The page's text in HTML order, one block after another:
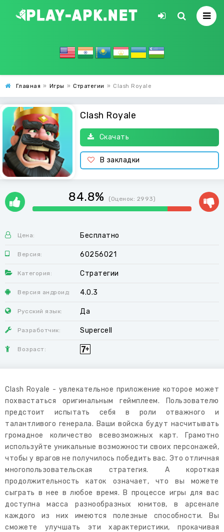
Главная » Игры » Стратегии » Clash Royale
Clash Royale
Скачать
В закладки
84.8% (Оценок: 2993)
Цена: Бесплатно
Версия: 60256021
Категория: Стратегии
Версия андроид: 4.0.3
Русский язык: Да
Разработчик: Supercell
Возраст:
Clash Royale - увлекательное приложение которое может
похвастаться оригинальным геймплеем. Пользователю
предстоит испытать себя в роли отважного и
талантливого генерала. Ваши войска будут насчитывать
громадное количество всевозможных карт. Грамотно
используйте уникальные возможности своих персонажей,
чтобы у врагов не получилось победить вас. Это отличная
многопользовательская стратегия. А короткая
продолжительность каток означает, что вы можете
сыграть в нее в любое время. В процессе игры для вас
доступна масса разнообразных юнитов, в арсенале
каждого из них имеются полезные способности. Вы
сможете улучшать эти характеристики, прокачивая